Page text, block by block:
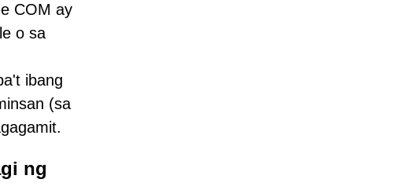
COM ay
o sa
ibang
(sa
ng